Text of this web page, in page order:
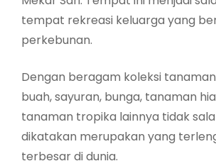
tempat rekreasi keluarga yang
perkebunan.
Dengan beragam koleksi
buah, sayuran, bunga, tanaman
tanaman tropika lainnya tidak
dikatakan merupakan yang
terbesar di dunia.